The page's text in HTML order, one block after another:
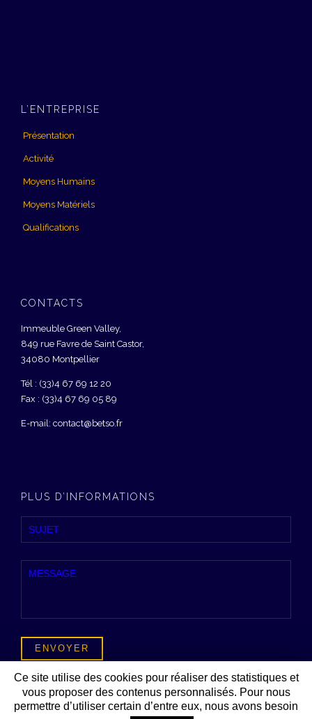
L’ENTREPRISE
Présentation
Activité
Moyens Humains
Moyens Matériels
Qualifications
CONTACTS
Immeuble Green Valley,
849 rue Favre de Saint Castor,
34080 Montpellier
Tél : (33)4 67 69 12 20
Fax : (33)4 67 69 05 89
E-mail: contact@betso.fr
PLUS D’INFORMATIONS
Ce site utilise des cookies pour réaliser des statistiques et
vous proposer des contenus personnalisés. Pour nous
permettre d’utiliser certain d’entre eux, nous avons besoin